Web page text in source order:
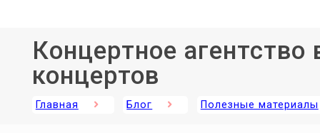
Концертное
концертов
Главная Блог Полезные материалы